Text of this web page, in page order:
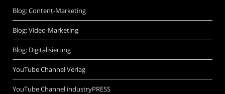
Blog: Content-Marketing
Blog: Video-Marketing
Blog: Digitalisierung
YouTube Channel Verlag
YouTube Channel industryPRESS